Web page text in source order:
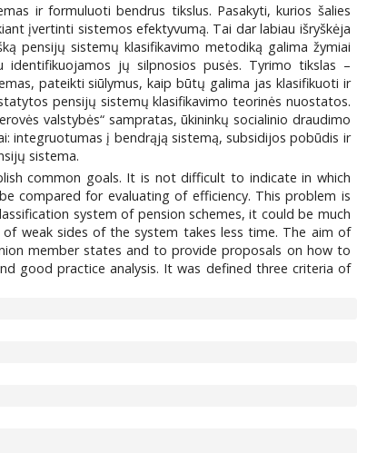
ir formuluoti bendrus tikslus. Pasakyti, kurios šalies
įvertinti sistemos efektyvumą. Tai dar labiau išryškėja
pensijų sistemų klasifikavimo metodiką galima žymiai
identifikuojamos jų silpnosios pusės. Tyrimo tikslas –
pateikti siūlymus, kaip būtų galima jas klasifikuoti ir
pensijų sistemų klasifikavimo teorinės nuostatos.
valstybės“ sampratas, ūkininkų socialinio draudimo
integruotumas į bendrąją sistemą, subsidijos pobūdis ir
sistema.
common goals. It is not difficult to indicate in which
compared for evaluating of efficiency. This problem is
system of pension schemes, it could be much
weak sides of the system takes less time. The aim of
member states and to provide proposals on how to
good practice analysis. It was defined three criteria of